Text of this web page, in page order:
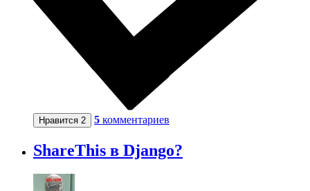
Нравится 2 5 комментариев
ShareThis в Django?